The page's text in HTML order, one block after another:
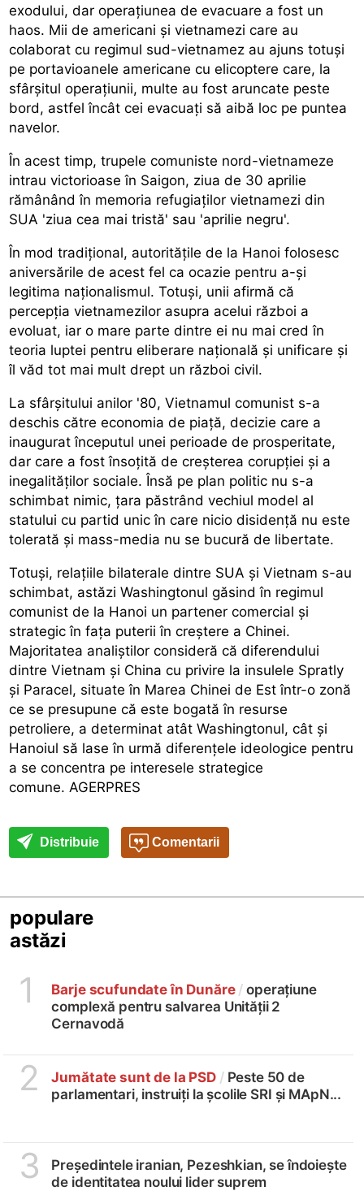
exodului, dar operațiunea de evacuare a fost un
haos. Mii de americani și vietnamezi care au
colaborat cu regimul sud-vietnamez au ajuns totuși
pe portavioanele americane cu elicoptere care, la
sfârșitul operațiunii, multe au fost aruncate peste
bord, astfel încât cei evacuați să aibă loc pe puntea
navelor.
În acest timp, trupele comuniste nord-vietnameze
intrau victorioase în Saigon, ziua de 30 aprilie
rămânând în memoria refugiaților vietnamezi din
SUA 'ziua cea mai tristă' sau 'aprilie negru'.
În mod tradițional, autoritățile de la Hanoi folosesc
aniversările de acest fel ca ocazie pentru a-și
legitima naționalismul. Totuși, unii afirmă că
percepția vietnamezilor asupra acelui război a
evoluat, iar o mare parte dintre ei nu mai cred în
teoria luptei pentru eliberare națională și unificare și
îl văd tot mai mult drept un război civil.
La sfârșitului anilor '80, Vietnamul comunist s-a
deschis către economia de piață, decizie care a
inaugurat începutul unei perioade de prosperitate,
dar care a fost însoțită de creșterea corupției și a
inegalităților sociale. Însă pe plan politic nu s-a
schimbat nimic, țara păstrând vechiul model al
statului cu partid unic în care nicio disidență nu este
tolerată și mass-media nu se bucură de libertate.
Totuși, relațiile bilaterale dintre SUA și Vietnam s-au
schimbat, astăzi Washingtonul găsind în regimul
comunist de la Hanoi un partener comercial și
strategic în fața puterii în creștere a Chinei.
Majoritatea analiștilor consideră că diferendului
dintre Vietnam și China cu privire la insulele Spratly
și Paracel, situate în Marea Chinei de Est într-o zonă
ce se presupune că este bogată în resurse
petroliere, a determinat atât Washingtonul, cât și
Hanoiul să lase în urmă diferențele ideologice pentru
a se concentra pe interesele strategice
comune. AGERPRES
Distribuie Comentarii
populare
astăzi
1 Barje scufundate în Dunăre / operațiune
complexă pentru salvarea Unității 2
Cernavodă
2 Jumătate sunt de la PSD / Peste 50 de
parlamentari, instruiți la școlile SRI și MApN...
3
Președintele iranian, Pezeshkian, se îndoiește
de identitatea noului lider suprem